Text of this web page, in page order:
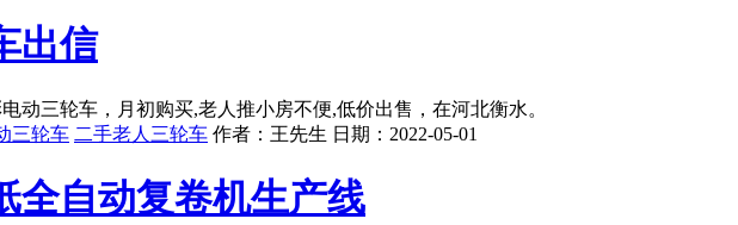
出信
动三轮车，月初购买,老人推小房不便,低价出售，在河北衡水。
三轮车 二手老人三轮车 作者： 王先生 日期： 2022-05-01
全自动复卷机生产线